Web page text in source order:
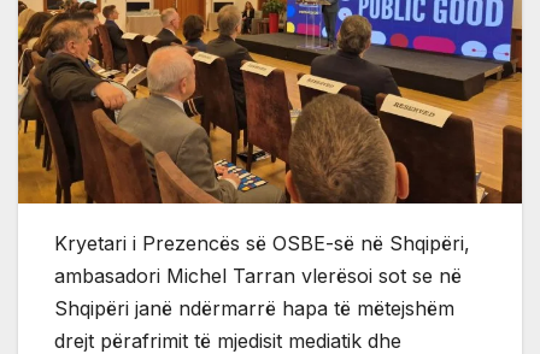
Kryetari i Prezencës së OSBE-së në Shqipëri,
ambasadori Michel Tarran vlerësoi sot se në
Shqipëri janë ndërmarrë hapa të mëtejshëm
drejt përafrimit të mjedisit mediatik dhe